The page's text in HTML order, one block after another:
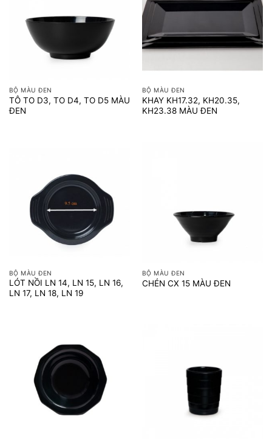
BỘ MÀU ĐEN
TÔ TO D3, TO D4, TO D5 MÀU
ĐEN
BỘ MÀU ĐEN
KHAY KH17.32, KH20.35,
KH23.38 MÀU ĐEN
BỘ MÀU ĐEN
LÓT NỒI LN 14, LN 15, LN 16,
LN 17, LN 18, LN 19
BỘ MÀU ĐEN
CHÉN CX 15 MÀU ĐEN